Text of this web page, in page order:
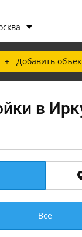
+ Добавить
в
Все